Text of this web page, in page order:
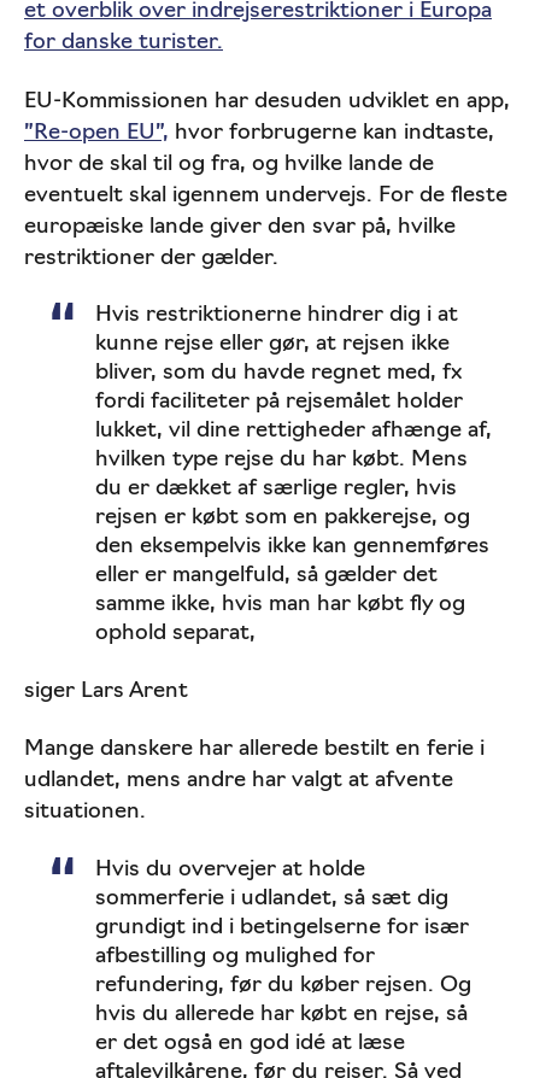
et overblik over indrejserestriktioner i Europa
for danske turister​.
EU-Kommissionen har desuden udviklet en app,
”Re-open EU”, hvor forbrugerne kan indtaste,
hvor de skal til og fra, og hvilke lande de
eventuelt skal igennem undervejs. For de fleste
europæiske lande giver den svar på, hvilke
restriktioner der gælder.
Hvis restriktionerne hindrer dig i at
kunne rejse eller gør, at rejsen ikke
bliver, som du havde regnet med, fx
fordi faciliteter på rejsemålet holder
lukket, vil dine rettigheder afhænge af,
hvilken type rejse du har købt. Mens
du er dækket af særlige regler, hvis
rejsen er købt som en pakkerejse, og
den eksempelvis ikke kan gennemføres
eller er mangelfuld, så gælder det
samme ikke, hvis man har købt fly og
ophold separat,
siger Lars Arent
Mange danskere har allerede bestilt en ferie i
udlandet, mens andre har valgt at afvente
situationen.
Hvis du overvejer at holde
sommerferie i udlandet, så sæt dig
grundigt ind i betingelserne for især
afbestilling og mulighed for
refundering, før du køber rejsen. Og
hvis du allerede har købt en rejse, så
er det også en god idé at læse
aftalevilkårene, før du rejser. Så ved